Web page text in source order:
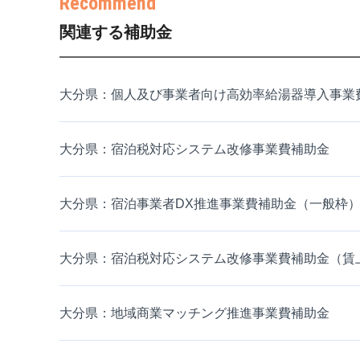
関連する補助金
大分県：個人及び事業者向け高効率給湯器導入事業
大分県：宿泊税対応システム改修事業費補助金
大分県：宿泊事業者DX推進事業費補助金（一般枠）
大分県：宿泊税対応システム改修事業費補助金（賃
大分県：地域商業マッチング推進事業費補助金